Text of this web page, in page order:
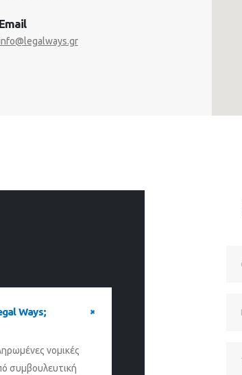
Email
Ways;
νομικές
συμβουλευτική